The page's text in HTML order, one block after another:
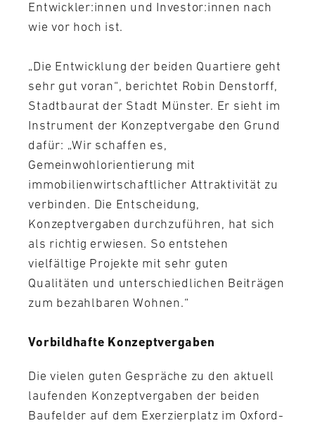
Entwickler:innen und Investor:innen nach
wie vor hoch ist.
„Die Entwicklung der beiden Quartiere geht
sehr gut voran“, berichtet Robin Denstorff,
Stadtbaurat der Stadt Münster. Er sieht im
Instrument der Konzeptvergabe den Grund
dafür: „Wir schaffen es,
Gemeinwohlorientierung mit
immobilienwirtschaftlicher Attraktivität zu
verbinden. Die Entscheidung,
Konzeptvergaben durchzuführen, hat sich
als richtig erwiesen. So entstehen
vielfältige Projekte mit sehr guten
Qualitäten und unterschiedlichen Beiträgen
zum bezahlbaren Wohnen.“
Vorbildhafte Konzeptvergaben
Die vielen guten Gespräche zu den aktuell
laufenden Konzeptvergaben der beiden
Baufelder auf dem Exerzierplatz im Oxford-